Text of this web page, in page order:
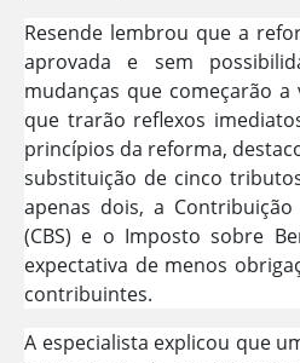
Resende lembrou que a
aprovada e sem
mudanças que começarão
que trarão reflexos
princípios da reforma,
substituição de cinco
apenas dois, a
(CBS) e o Imposto sobre
expectativa de menos
contribuintes.
A especialista explicou que